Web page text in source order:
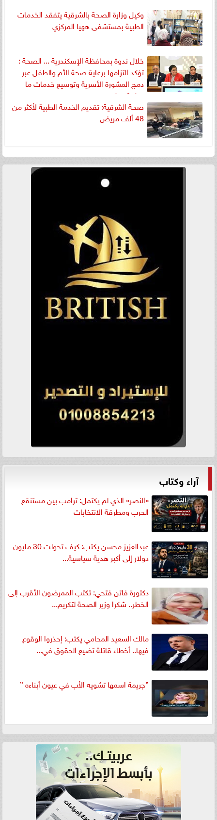
وكيل وزارة الصحة بالشرقية يتفقد الخدمات
الطبية بمستشفى ههيا المركزي
خلال ندوة بمحافظة الإسكندرية ... الصحة :
تؤكد التزامها برعاية صحة الأم والطفل عبر
دمج المشورة الأسرية وتوسيع خدمات ما
قبل الحمل
صحة الشرقية: تقديم الخدمة الطبية لأكثر من
48 ألف مريض
آراء وكتاب
«النصر» الذي لم يكتمل: ترامب بين مستنقع
الحرب ومطرقة الانتخابات
عبدالعزيز محسن يكتب: كيف تحولت 30 مليون
دولار إلى أكبر هدية سياسية...
دكتورة فاتن فتحي: تكتب الممرضون الأقرب إلى
الخطر.. شكرا وزير الصحة لتكريم...
مالك السعيد المحامي يكتب: إحذروا الوقوع
فيها.. أخطاء قاتلة تضيع الحقوق في...
”جريمة اسمها تشويه الأب في عيون أبناءه ”